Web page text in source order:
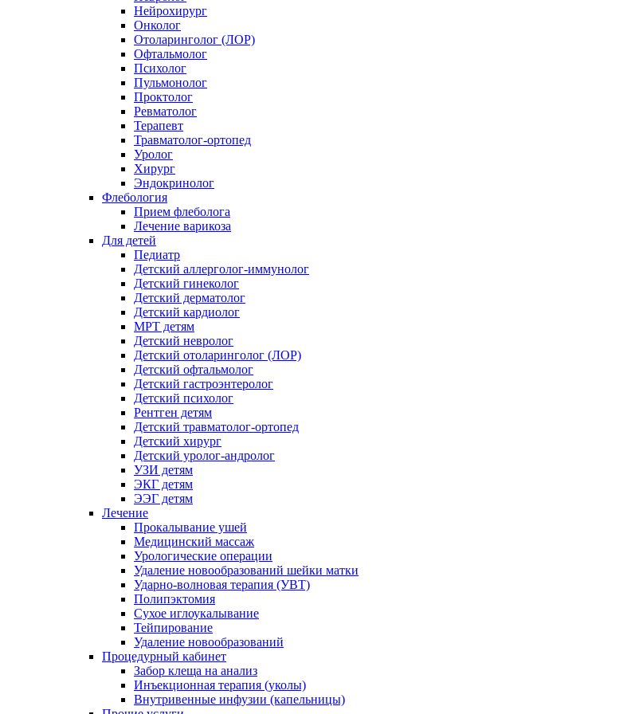
Нейрохирург
Онколог
Отоларинголог (ЛОР)
Офтальмолог
Психолог
Пульмонолог
Проктолог
Ревматолог
Терапевт
Травматолог-ортопед
Уролог
Хирург
Эндокринолог
Флебология
Прием флеболога
Лечение варикоза
Для детей
Педиатр
Детский аллерголог-иммунолог
Детский гинеколог
Детский дерматолог
Детский кардиолог
МРТ детям
Детский невролог
Детский отоларинголог (ЛОР)
Детский офтальмолог
Детский гастроэнтеролог
Детский психолог
Рентген детям
Детский травматолог-ортопед
Детский хирург
Детский уролог-андролог
УЗИ детям
ЭКГ детям
ЭЭГ детям
Лечение
Прокалывание ушей
Медицинский массаж
Урологические операции
Удаление новообразований шейки матки
Ударно-волновая терапия (УВТ)
Полипэктомия
Сухое иглоукалывание
Тейпирование
Удаление новообразований
Процедурный кабинет
Забор клеща на анализ
Инъекционная терапия (уколы)
Внутривенные инфузии (капельницы)